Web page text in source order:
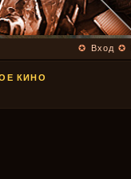
✪ Вход ✪
КИНО